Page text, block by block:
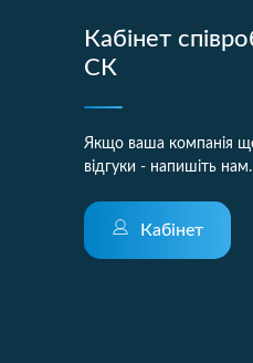
Кабінет
СК
Якщо ваша компанія
відгуки - напишіть нам.
Кабінет